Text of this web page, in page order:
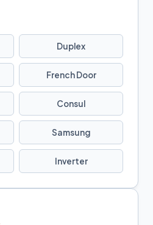
Duplex
French Door
Consul
Samsung
Inverter